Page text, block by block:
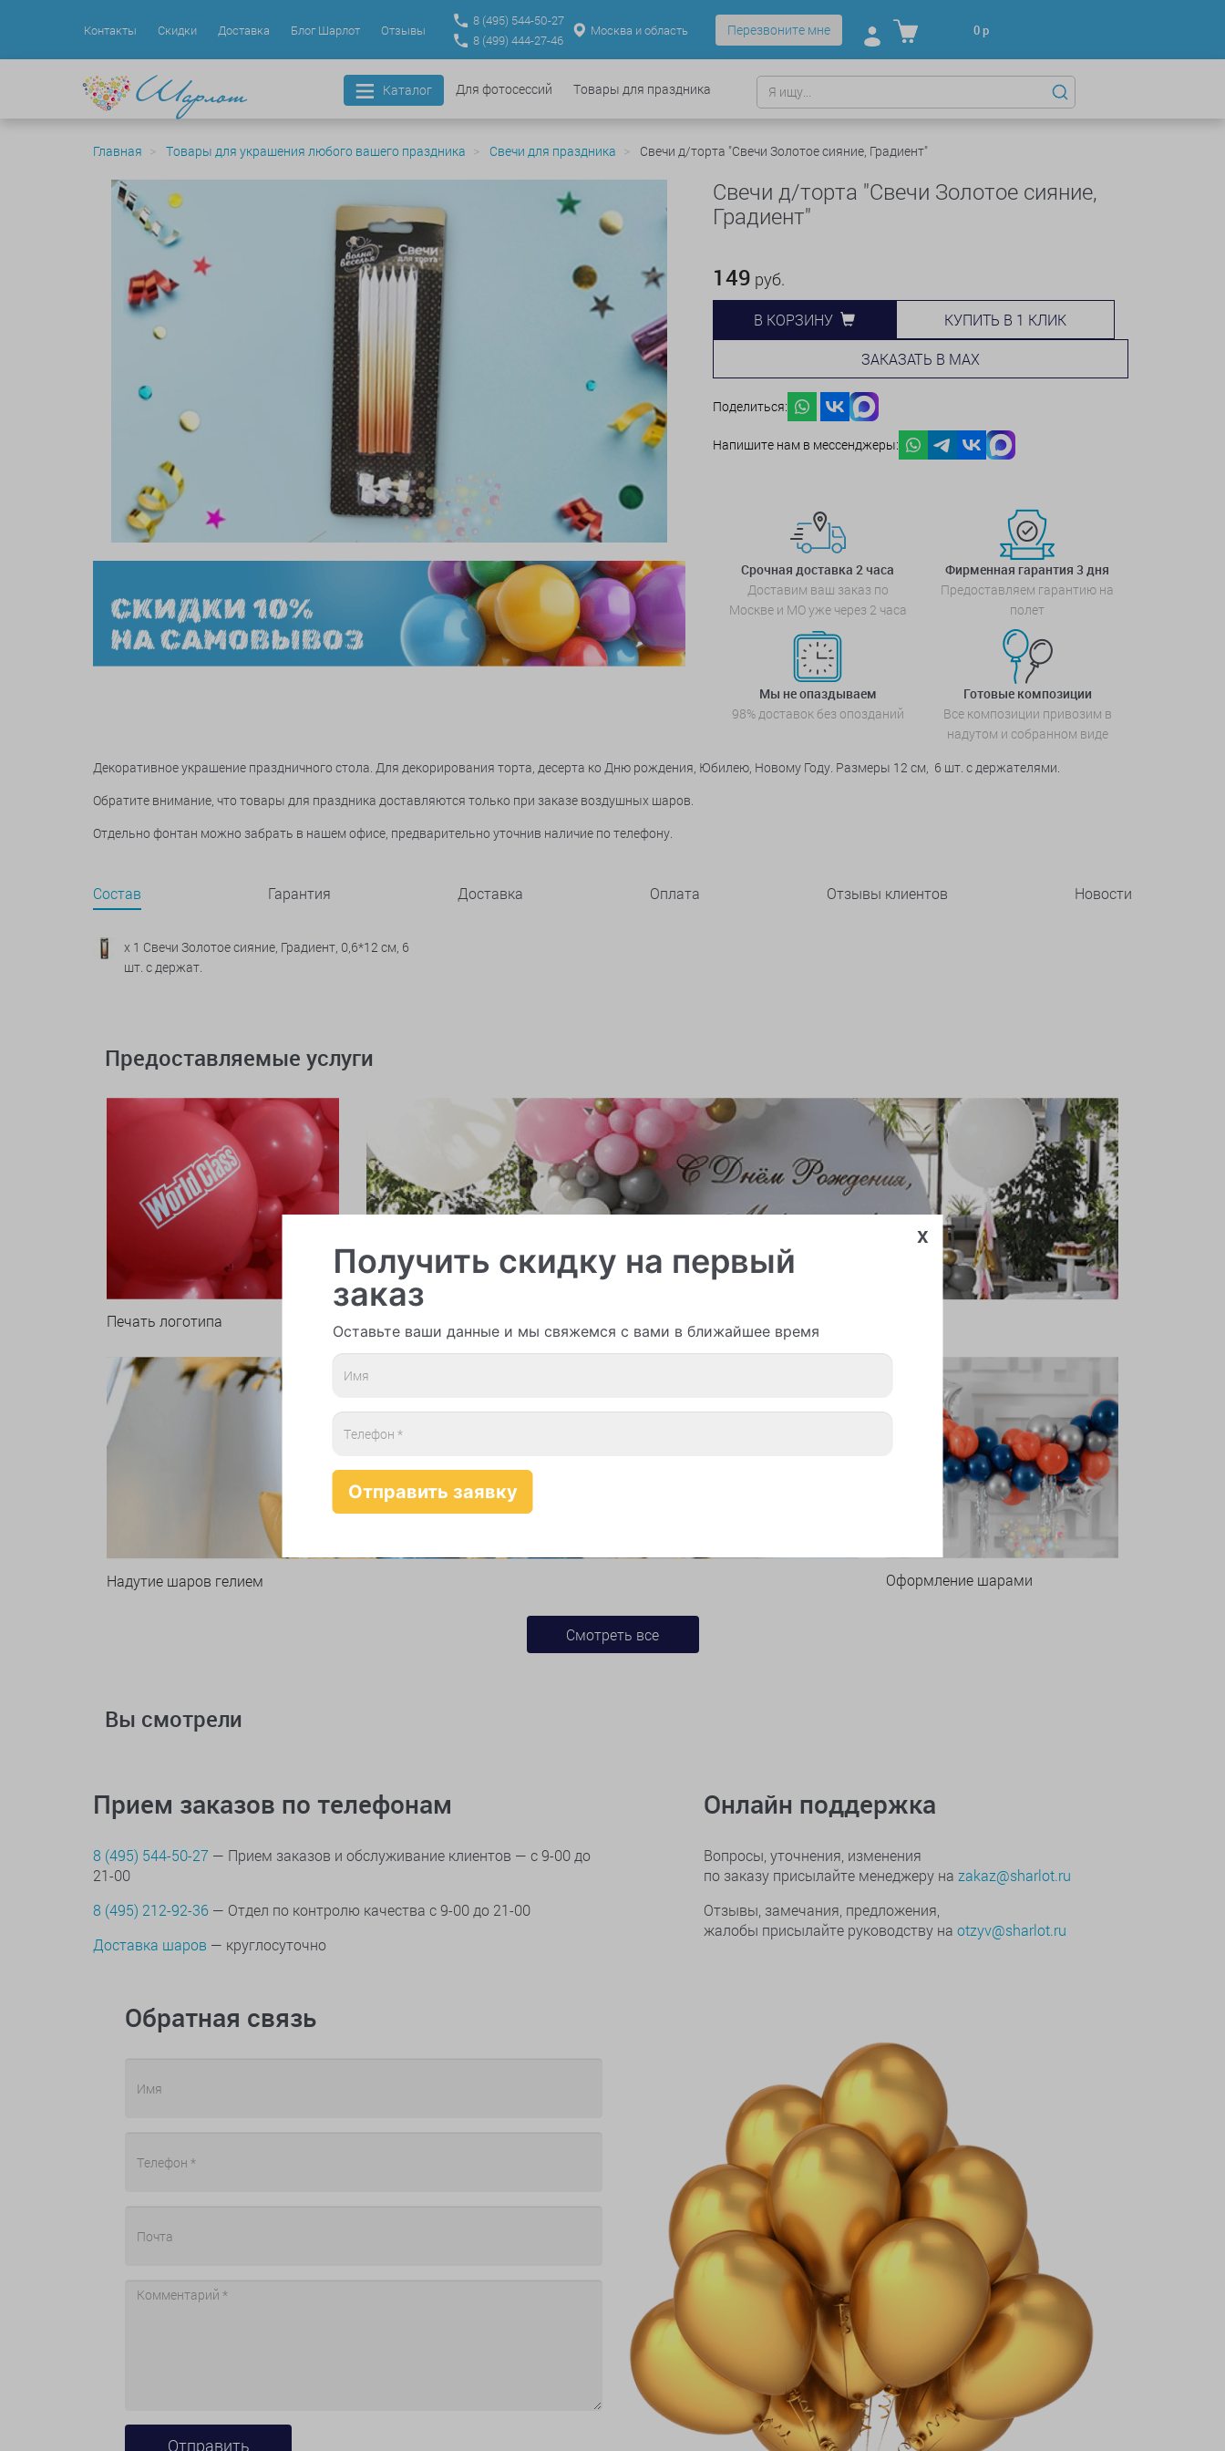
Контакты Скидки Доставка Блог Шарлот Отзывы
8 (495) 544-50-27
8 (499) 444-27-46
Москва и область Перезвоните мне 0р
Каталог Для фотосессий Товары для праздника
Главная Товары для украшения любого вашего праздника Свечи для праздника Свечи д/торта "Свечи Золотое сияние, Градиент"
Свечи д/торта "Свечи Золотое сияние,
Градиент"
149 руб.
В КОРЗИНУ КУПИТЬ В 1 КЛИК
ЗАКАЗАТЬ В MAX
Поделиться:
Напишите нам в мессенджеры:
Срочная доставка 2 часа
Доставим ваш заказ по
Москве и МО уже через 2 часа
Фирменная гарантия 3 дня
Предоставляем гарантию на
полет
Мы не опаздываем
98% доставок без опозданий
Готовые композиции
Все композиции привозим в
надутом и собранном виде
Декоративное украшение праздничного стола. Для декорирования торта, десерта ко Дню рождения, Юбилею, Новому Году. Размеры 12 см, 6 шт. с держателями.
Обратите внимание, что товары для праздника доставляются только при заказе воздушных шаров.
Отдельно фонтан можно забрать в нашем офисе, предварительно уточнив наличие по телефону.
Состав Гарантия Доставка Оплата Отзывы клиентов Новости
x 1 Свечи Золотое сияние, Градиент, 0,6*12 см, 6
шт. с держат.
Предоставляемые услуги
Печать логотипа
Надутие шаров гелием Оформление шарами
Смотреть все
Вы смотрели
Прием заказов по телефонам
8 (495) 544-50-27 — Прием заказов и обслуживание клиентов — с 9-00 до
21-00
8 (495) 212-92-36 — Отдел по контролю качества с 9-00 до 21-00
Доставка шаров — круглосуточно
Онлайн поддержка
Вопросы, уточнения, изменения
по заказу присылайте менеджеру на zakaz@sharlot.ru
Отзывы, замечания, предложения,
жалобы присылайте руководству на otzyv@sharlot.ru
Обратная связь
x
Получить скидку на первый
заказ
Оставьте ваши данные и мы свяжемся с вами в ближайшее время